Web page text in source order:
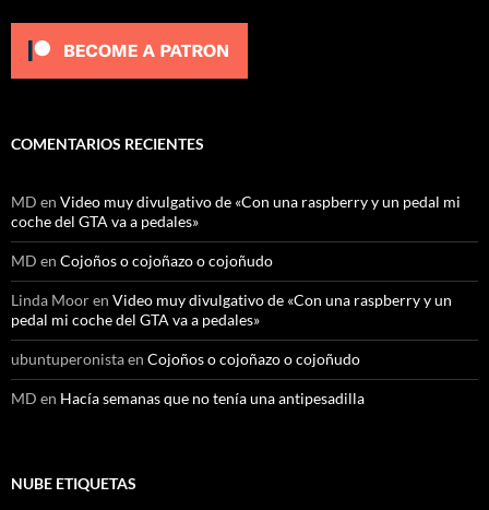
COMENTARIOS RECIENTES
MD en Video muy divulgativo de «Con una raspberry y un pedal mi
coche del GTA va a pedales»
MD en Cojoños o cojoñazo o cojoñudo
Linda Mooren Video muy divulgativo de «Con una raspberry y un
pedal mi coche del GTA va a pedales»
ubuntuperonistaen Cojoños o cojoñazo o cojoñudo
MD en Hacía semanas que no tenía una antipesadilla
NUBE ETIQUETAS